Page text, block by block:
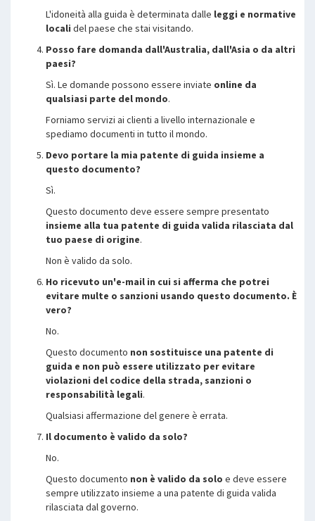
L'idoneità alla guida è determinata dalle leggi e normative
locali del paese che stai visitando.
Posso fare domanda dall'Australia, dall'Asia o da altri
paesi?
Sì. Le domande possono essere inviate online da
qualsiasi parte del mondo.
Forniamo servizi ai clienti a livello internazionale e
spediamo documenti in tutto il mondo.
Devo portare la mia patente di guida insieme a
questo documento?
Sì.
Questo documento deve essere sempre presentato
insieme alla tua patente di guida valida rilasciata dal
tuo paese di origine.
Non è valido da solo.
Ho ricevuto un'e-mail in cui si afferma che potrei
evitare multe o sanzioni usando questo documento. È
vero?
No.
Questo documento non sostituisce una patente di
guida e non può essere utilizzato per evitare
violazioni del codice della strada, sanzioni o
responsabilità legali.
Qualsiasi affermazione del genere è errata.
Il documento è valido da solo?
No.
Questo documento non è valido da solo e deve essere
sempre utilizzato insieme a una patente di guida valida
rilasciata dal governo.